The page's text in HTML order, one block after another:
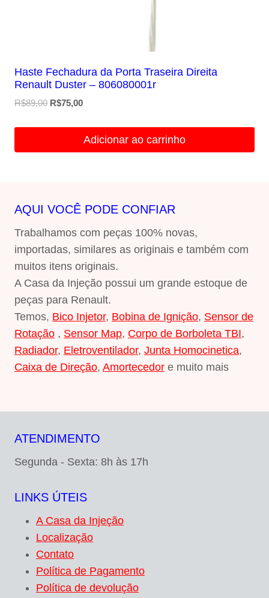
Haste Fechadura da Porta Traseira Direita
Renault Duster – 806080001r
R$89,00 O
R$75,00O
é:
Adicionar ao carrinho
AQUI VOCÊ PODE CONFIAR
Trabalhamos com peças 100% novas,
importadas, similares as originais e também com
muitos itens originais.
A Casa da Injeção possui um grande estoque de
peças para Renault.
Temos, Bico Injetor, Bobina de Ignição, Sensor de
Rotação , Sensor Map, Corpo de Borboleta TBI,
Radiador, Eletroventilador, Junta Homocinetica,
Caixa de Direção, Amortecedor e muito mais
ATENDIMENTO
Segunda - Sexta: 8h às 17h
LINKS ÚTEIS
A Casa da Injeção
Localização
Contato
Política de Pagamento
Política de devolução